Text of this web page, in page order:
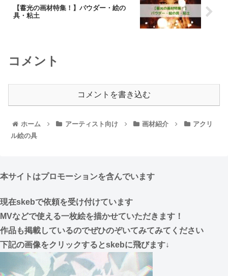
【蓄光の画材特集！】パウダー・絵の
具・粘土
コメント
コメントを書き込む
ホーム アーティスト向け 画材紹介
アクリ
ル絵の具
本サイトはプロモーションを含んでいます
現在skebで依頼を受け付けています
MVなどで使える一枚絵を描かせていただきます！
作品も掲載しているのでぜひのぞいてみてみてください
下記の画像をクリックするとskebに飛びます↓